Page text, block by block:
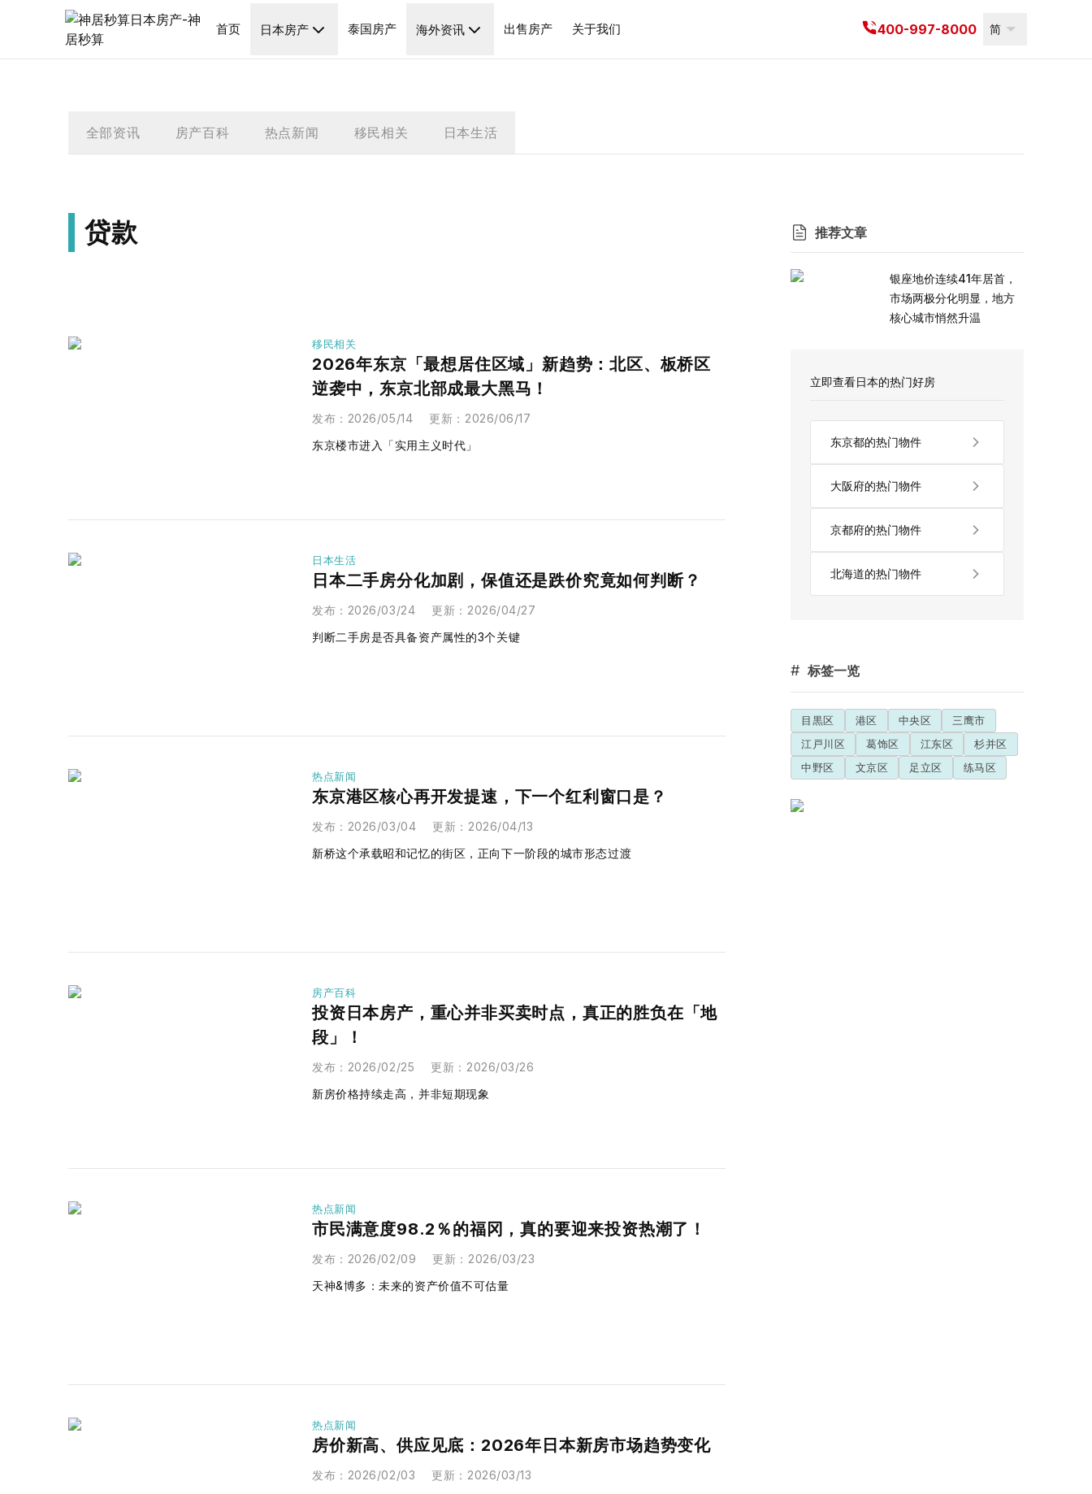
首页 日本房产 泰国房产 海外资讯 出售房产 关于我们 400-997-8000 简
全部资讯 房产百科 热点新闻 移民相关 日本生活
贷款
移民相关
2026年东京「最想居住区域」新趋势：北区、板桥区
逆袭中，东京北部成最大黑马！
发布 ： 2026/05/14 更新 ： 2026/06/17
东京楼市进入「实用主义时代」
日本生活
日本二手房分化加剧，保值还是跌价究竟如何判断？
发布 ： 2026/03/24 更新 ： 2026/04/27
判断二手房是否具备资产属性的3个关键
热点新闻
东京港区核心再开发提速，下一个红利窗口是？
发布 ： 2026/03/04 更新 ： 2026/04/13
新桥这个承载昭和记忆的街区，正向下一阶段的城市形态过渡
房产百科
投资日本房产，重心并非买卖时点，真正的胜负在「地
段」！
发布 ： 2026/02/25 更新 ： 2026/03/26
新房价格持续走高，并非短期现象
热点新闻
市民满意度98.2％的福冈，真的要迎来投资热潮了！
发布 ： 2026/02/09 更新 ： 2026/03/23
天神&博多：未来的资产价值不可估量
热点新闻
房价新高、供应见底：2026年日本新房市场趋势变化
发布 ： 2026/02/03 更新 ： 2026/03/13
推荐文章
银座地价连续41年居首，
市场两极分化明显，地方
核心城市悄然升温
立即查看日本的热门好房
东京都的热门物件
大阪府的热门物件
京都府的热门物件
北海道的热门物件
# 标签一览
目黒区 港区 中央区
三鹰市
江戸川区
葛饰区 江东区
杉并区
中野区
文京区 足立区 练马区